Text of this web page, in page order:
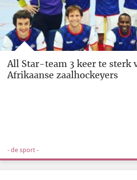
All Star-team 3 keer te sterk
Afrikaanse zaalhockeyers
- de sport -